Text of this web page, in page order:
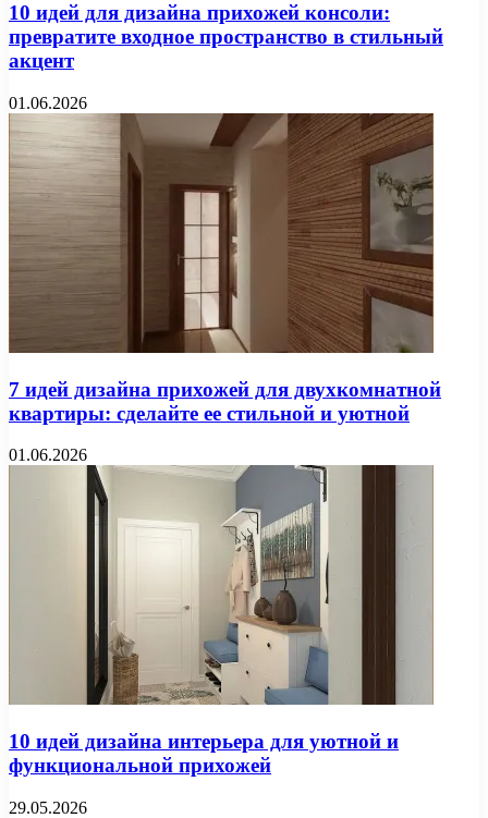
10 идей для дизайна прихожей консоли:
превратите входное пространство в стильный
акцент
01.06.2026
7 идей дизайна прихожей для двухкомнатной
квартиры: сделайте ее стильной и уютной
01.06.2026
10 идей дизайна интерьера для уютной и
функциональной прихожей
29.05.2026